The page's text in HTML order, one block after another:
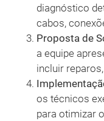
diagnóstico
cabos,
Proposta de
a equipe
incluir
os técnicos
para otimizar